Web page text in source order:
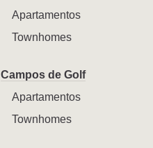
Apartamentos
Townhomes
Campos de Golf
Apartamentos
Townhomes